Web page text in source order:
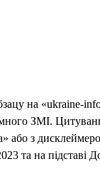
на «ukraine-
ЗМІ.
з
та на підставі